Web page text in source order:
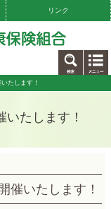
リンク
たします！
たします！
いたします！